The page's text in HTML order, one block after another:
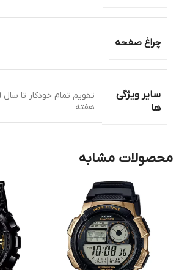
چراغ صفحه
سایر ویژگی
ها
تقویم تمام خودکار تا سال 2099
هفته
محصولات مشابه